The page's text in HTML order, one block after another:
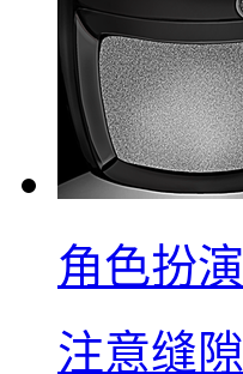
角色扮演
注意缝隙